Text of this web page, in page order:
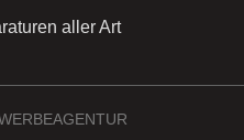
aller Art